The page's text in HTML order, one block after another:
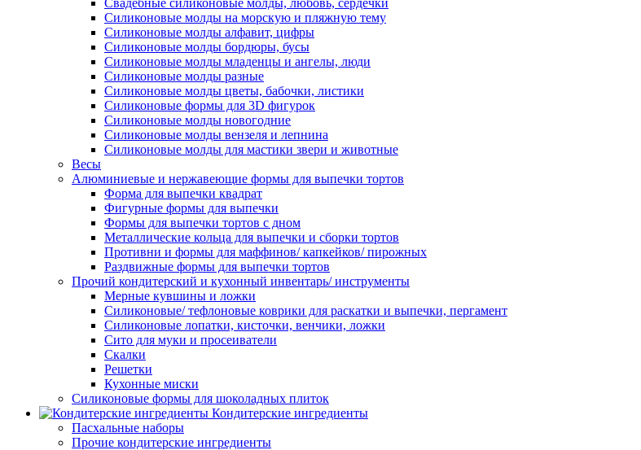
Свадебные силиконовые молды, любовь, сердечки
Силиконовые молды на морскую и пляжную тему
Силиконовые молды алфавит, цифры
Силиконовые молды бордюры, бусы
Силиконовые молды младенцы и ангелы, люди
Силиконовые молды разные
Силиконовые молды цветы, бабочки, листики
Силиконовые формы для 3D фигурок
Силиконовые молды новогодние
Силиконовые молды вензеля и лепнина
Силиконовые молды для мастики звери и животные
Весы
Алюминиевые и нержавеющие формы для выпечки тортов
Форма для выпечки квадрат
Фигурные формы для выпечки
Формы для выпечки тортов с дном
Металлические кольца для выпечки и сборки тортов
Противни и формы для маффинов/ капкейков/ пирожных
Раздвижные формы для выпечки тортов
Прочий кондитерский и кухонный инвентарь/ инструменты
Мерные кувшины и ложки
Силиконовые/ тефлоновые коврики для раскатки и выпечки, пергамент
Силиконовые лопатки, кисточки, венчики, ложки
Сито для муки и просеиватели
Скалки
Решетки
Кухонные миски
Силиконовые формы для шоколадных плиток
Кондитерские ингредиенты
Пасхальные наборы
Прочие кондитерские ингредиенты